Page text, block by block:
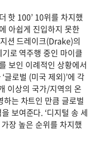
핫 100’ 10위를 차지했
아쉽게 진입하지 못한
션 드레이크(Drake)의
기로 역주행 중인 마이클
보인 이례적인 상황에서
글로벌 (미국 제외)’에 각
이상의 국가/지역의 온
는 차트인 만큼 글로벌
보여준다. ‘디지털 송 세
장 높은 순위를 차지했